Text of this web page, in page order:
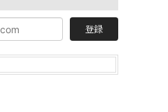
登録